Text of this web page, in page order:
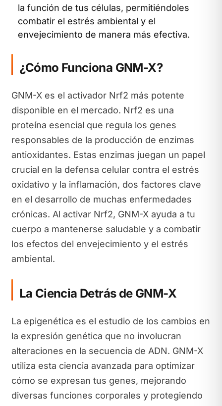
la función de tus células, permitiéndoles
combatir el estrés ambiental y el
envejecimiento de manera más efectiva.
¿Cómo Funciona GNM-X?
GNM-X es el activador Nrf2 más potente
disponible en el mercado. Nrf2 es una
proteína esencial que regula los genes
responsables de la producción de enzimas
antioxidantes. Estas enzimas juegan un papel
crucial en la defensa celular contra el estrés
oxidativo y la inflamación, dos factores clave
en el desarrollo de muchas enfermedades
crónicas. Al activar Nrf2, GNM-X ayuda a tu
cuerpo a mantenerse saludable y a combatir
los efectos del envejecimiento y el estrés
ambiental.
La Ciencia Detrás de GNM-X
La epigenética es el estudio de los cambios en
la expresión genética que no involucran
alteraciones en la secuencia de ADN. GNM-X
utiliza esta ciencia avanzada para optimizar
cómo se expresan tus genes, mejorando
diversas funciones corporales y protegiendo